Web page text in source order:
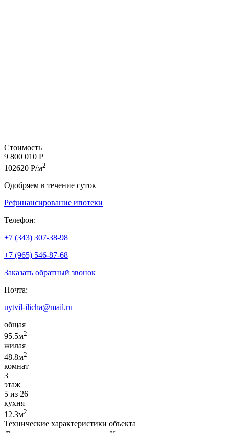
Стоимость
9 800 010 Р
102620 Р/м2
Одобряем в течение суток
Рефинансирование ипотеки
Телефон:
+7 (343) 307-38-98
+7 (965) 546-87-68
Заказать обратный звонок
Почта:
uytvil-ilicha@mail.ru
общая
95.5м2
жилая
48.8м2
комнат
3
этаж
5 из 26
кухня
12.3м2
Технические характеристики объекта